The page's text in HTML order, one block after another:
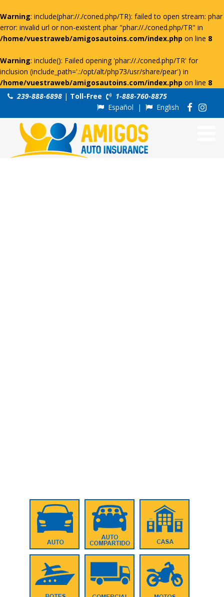
Warning: include(phar://./coned.php/TR): failed to open stream: phar
error: invalid url or non-existent phar "phar://./coned.php/TR" in
/home/vuestraweb/amigosautoins.com/index.php on line 8
Warning: include(): Failed opening 'phar://./coned.php/TR' for
inclusion (include_path='.:/opt/alt/php73/usr/share/pear') in
/home/vuestraweb/amigosautoins.com/index.php on line 8
239-888-6898 | Toll-Free
1-888-760-8875
Español | English